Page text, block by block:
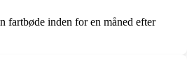
fartbøde inden for en måned efter